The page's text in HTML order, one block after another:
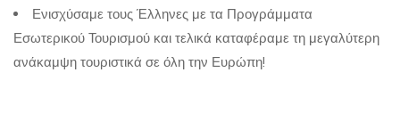
Ενισχύσαμε τους Έλληνες με τα Προγράμματα
Εσωτερικού Τουρισμού και τελικά καταφέραμε τη μεγαλύτερη
ανάκαμψη τουριστικά σε όλη την Ευρώπη!